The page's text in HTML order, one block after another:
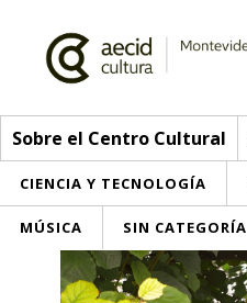
Sobre el Centro Cultural
CIENCIA Y TECNOLOGÍA
MÚSICA SIN CATEGORÍA
Sobre el Centro Cultural